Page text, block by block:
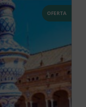
OFERTA